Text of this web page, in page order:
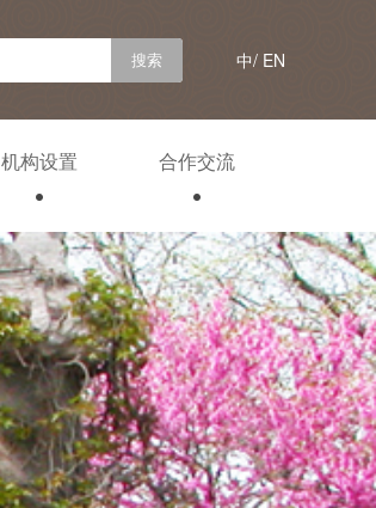
中/ EN
机构设置 合作交流